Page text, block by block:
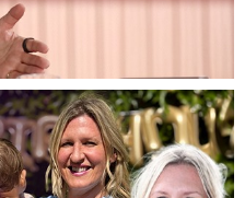
spermatu pravý táta